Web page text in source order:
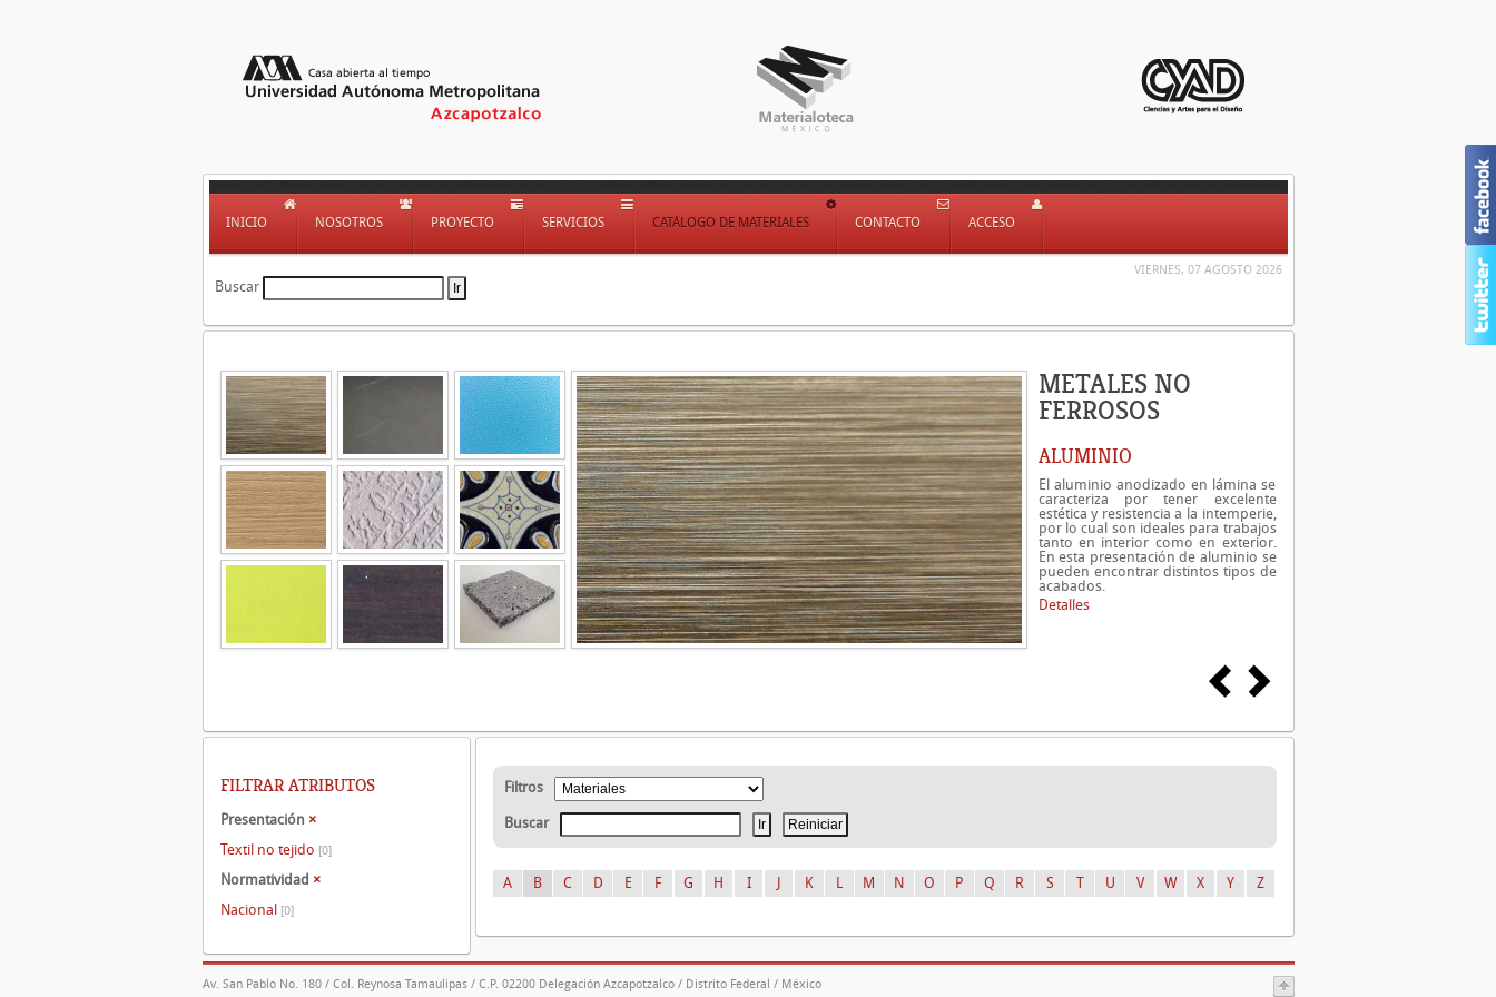
INICIO NOSOTROS PROYECTO SERVICIOS CATÁLOGO DE MATERIALES CONTACTO ACCESO
VIERNES, 07 AGOSTO 2026
Buscar
METALES NO
FERROSOS
ALUMINIO
El aluminio anodizado en lámina se
caracteriza por tener excelente
estética y resistencia a la intemperie,
por lo cual son ideales para trabajos
tanto en interior como en exterior.
En esta presentación de aluminio se
pueden encontrar distintos tipos de
acabados.
Detalles
Filtros
Buscar
A B C D E F G H I K L M N O P Q R S T U V W X Y Z
FILTRAR ATRIBUTOS
Presentación ×
Textil no tejido [0]
Normatividad ×
Nacional [0]
Av. San Pablo No. 180 / Col. Reynosa Tamaulipas / C.P. 02200 Delegación Azcapotzalco / Distrito Federal / México